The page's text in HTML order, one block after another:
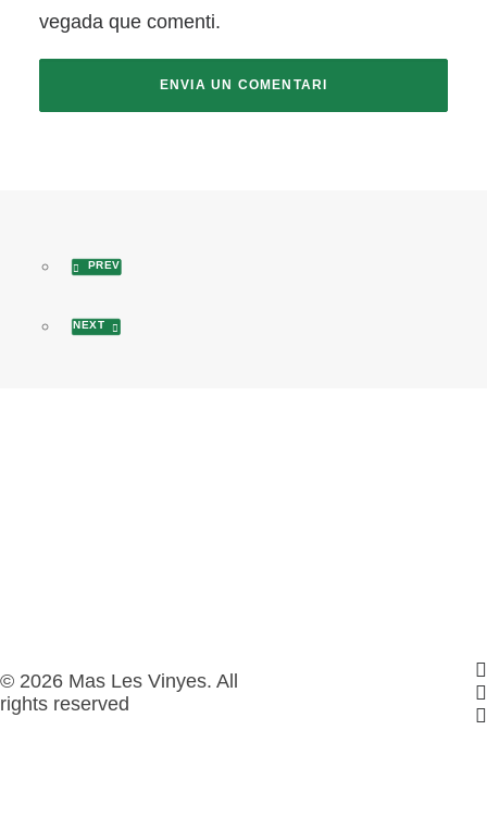
vegada que comenti.
PREV
NEXT
© 2026 Mas Les Vinyes. All
rights reserved